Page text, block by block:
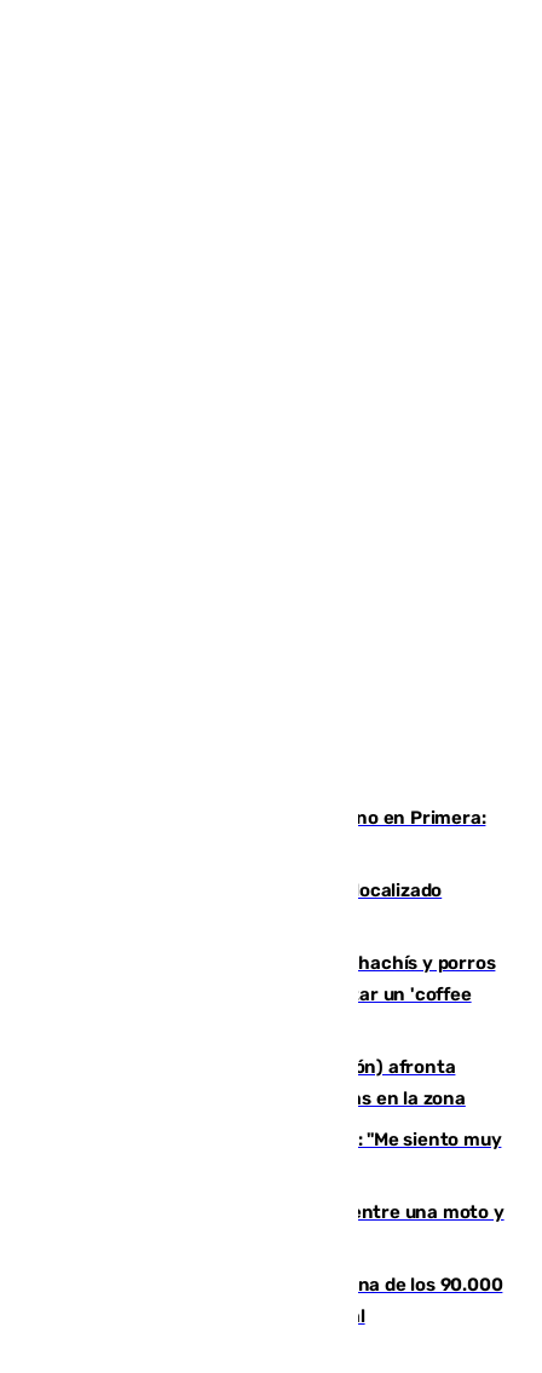
Las ganas de Larrubia ante su estreno en Primera:
Muere un joven de 21 años tras ser localizado
Cae una red que vendía marihuana, hachís y porros
en Marbella: cinco detenidos por regentar un 'coffee
El incendio forestal de Tírig (Castellón) afronta
horas claves ante el riesgo de tormentas en la zona
De la Fuente, homenajeado en Haro: "Me siento muy
Muere un hombre en un accidente entre una moto y
De la firma de Alfonso XII a la Chiclana de los 90.000
habitantes: siglo y medio de orgullo local